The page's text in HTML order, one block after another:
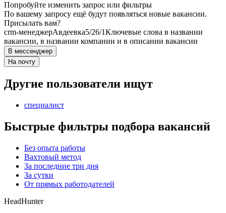
Попробуйте изменить запрос или фильтры
По вашему запросу ещё будут появляться новые вакансии.
Присылать вам?
crm-менеджерАвдеевка5/26/1Ключевые слова в названии
вакансии, в названии компании и в описании вакансии
В мессенджер
На почту
Другие пользователи ищут
специалист
Быстрые фильтры подбора вакансий
Без опыта работы
Вахтовый метод
За последние три дня
За сутки
От прямых работодателей
HeadHunter